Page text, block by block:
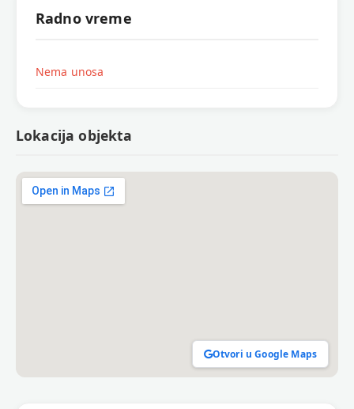
Radno vreme
Nema unosa
Lokacija objekta
Otvori u Google Maps